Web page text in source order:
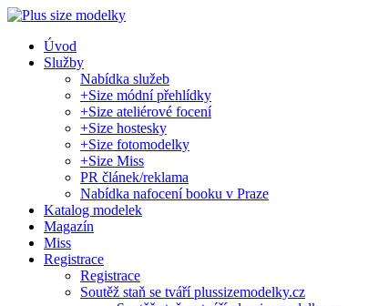
Úvod
Služby
Nabídka služeb
+Size módní přehlídky
+Size ateliérové focení
+Size hostesky
+Size fotomodelky
+Size Miss
PR článek/reklama
Nabídka nafocení booku v Praze
Katalog modelek
Magazín
Miss
Registrace
Registrace
Soutěž staň se tváří plussizemodelky.cz